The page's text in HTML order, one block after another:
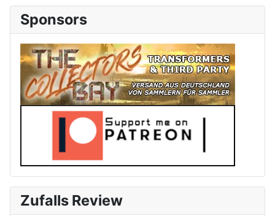
Sponsors
Zufalls Review